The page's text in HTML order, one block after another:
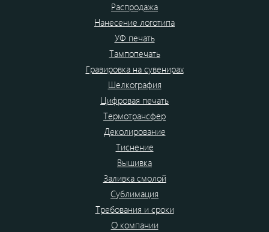
Распродажа
Нанесение логотипа
УФ печать
Тампопечать
Гравировка на сувенирах
Шелкография
Цифровая печать
Термотрансфер
Деколирование
Тиснение
Вышивка
Заливка смолой
Сублимация
Требования и сроки
О компании